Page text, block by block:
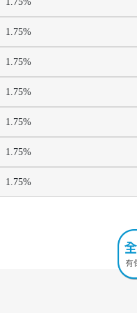
1.75%
1.75%
1.75%
1.75%
1.75%
1.75%